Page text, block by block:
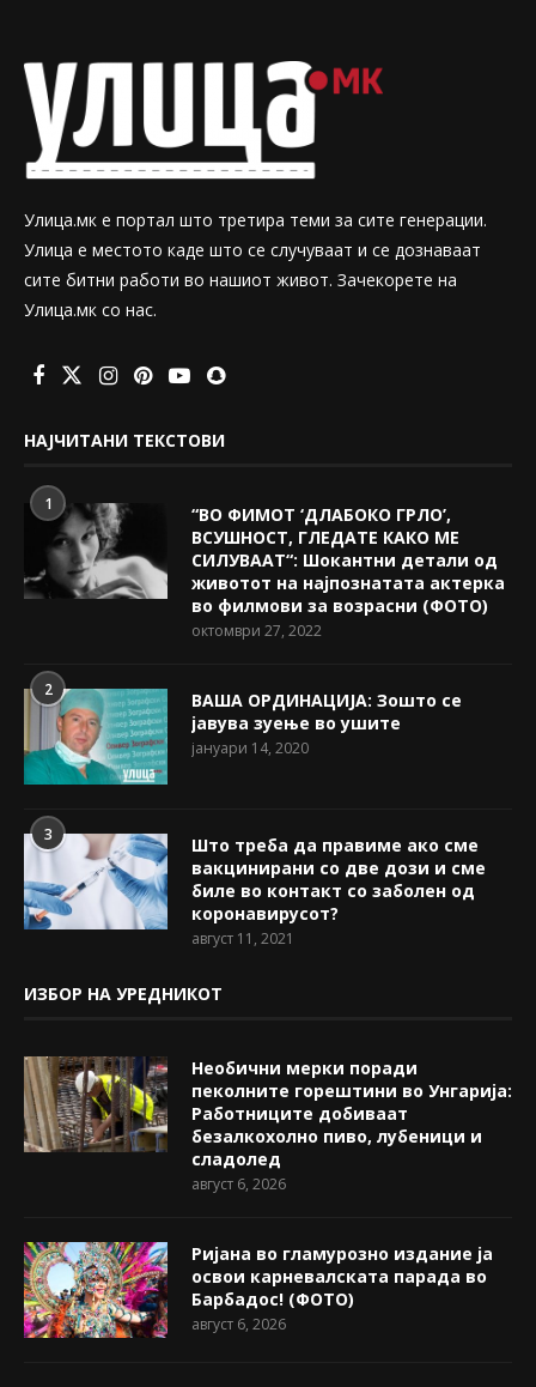
Улица.мк е портал што третира теми за сите генерации.
Улица е местото каде што се случуваат и се дознаваат
сите битни работи во нашиот живот. Зачекорете на
Улица.мк со нас.
НАЈЧИТАНИ ТЕКСТОВИ
1
“ВО ФИМОТ ‘ДЛАБОКО ГРЛО’,
ВСУШНОСТ, ГЛЕДАТЕ КАКО МЕ
СИЛУВААТ“: Шокантни детали од
животот на најпознатата актерка
во филмови за возрасни (ФОТО)
октомври 27, 2022
2
ВАША ОРДИНАЦИЈА: Зошто се
јавува зуење во ушите
јануари 14, 2020
3
Што треба да правиме ако сме
вакцинирани со две дози и сме
биле во контакт со заболен од
коронавирусот?
август 11, 2021
ИЗБОР НА УРЕДНИКОТ
Необични мерки поради
пеколните горештини во Унгарија:
Работниците добиваат
безалкохолно пиво, лубеници и
сладолед
август 6, 2026
Ријана во гламурозно издание ја
освои карневалската парада во
Барбадос! (ФОТО)
август 6, 2026